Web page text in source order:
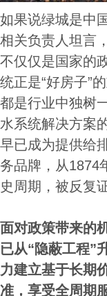
如果说绿城是中
相关负责人坦言
不仅仅是国家的
统正是“好房子”
都是行业中独树
水系统解决方案
早已成为提供给
务品牌，从1874
史周期，被反复
面对政策带来的
已从“隐蔽工程”
力建立基于长期
准，享受全周期